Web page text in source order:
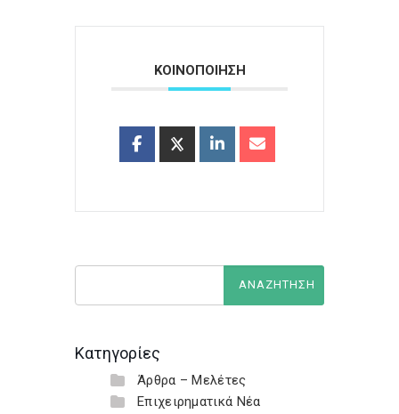
ΚΟΙΝΟΠΟΙΗΣΗ
Κατηγορίες
Άρθρα – Μελέτες
Επιχειρηματικά Νέα